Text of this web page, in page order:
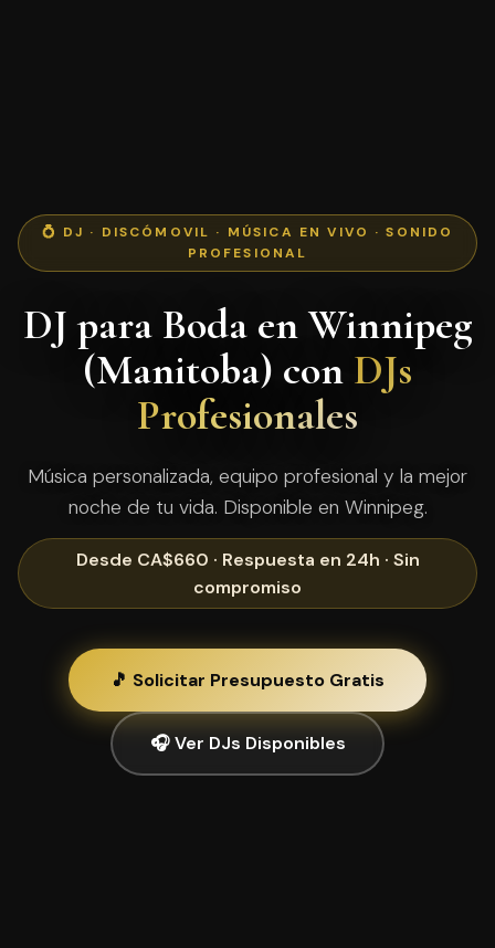
💍 DJ · DISCÓMOVIL · MÚSICA EN VIVO · SONIDO
PROFESIONAL
DJ para Boda en Winnipeg
(Manitoba) con DJs
Profesionales
Música personalizada, equipo profesional y la mejor
noche de tu vida. Disponible en Winnipeg.
Desde CA$660 · Respuesta en 24h · Sin
compromiso
🎵 Solicitar Presupuesto Gratis
🎧 Ver DJs Disponibles